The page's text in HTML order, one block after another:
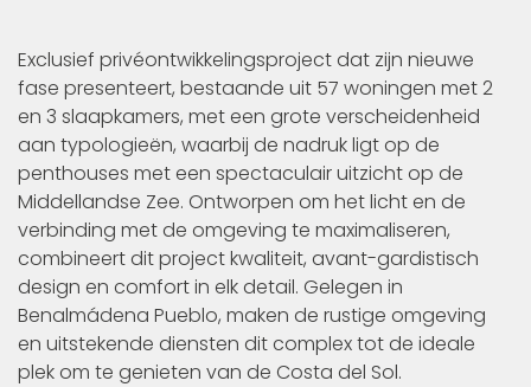
Exclusief privéontwikkelingsproject dat zijn nieuwe
fase presenteert, bestaande uit 57 woningen met 2
en 3 slaapkamers, met een grote verscheidenheid
aan typologieën, waarbij de nadruk ligt op de
penthouses met een spectaculair uitzicht op de
Middellandse Zee. Ontworpen om het licht en de
verbinding met de omgeving te maximaliseren,
combineert dit project kwaliteit, avant-gardistisch
design en comfort in elk detail. Gelegen in
Benalmádena Pueblo, maken de rustige omgeving
en uitstekende diensten dit complex tot de ideale
plek om te genieten van de Costa del Sol.